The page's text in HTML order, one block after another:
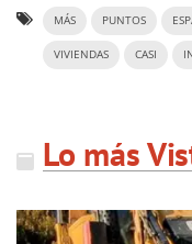
MÁS PUNTOS
VIVIENDAS CASI
Lo más